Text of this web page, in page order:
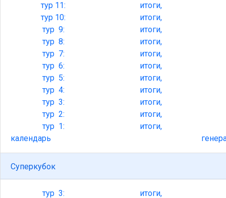
тур 11:
итоги,
тур 10:
итоги,
тур9:
итоги,
тур8:
итоги,
тур7:
итоги,
тур6:
итоги,
тур5:
итоги,
тур4:
итоги,
тур3:
итоги,
тур2:
итоги,
тур1:
итоги,
календарь
Суперкубок
тур3:
итоги,